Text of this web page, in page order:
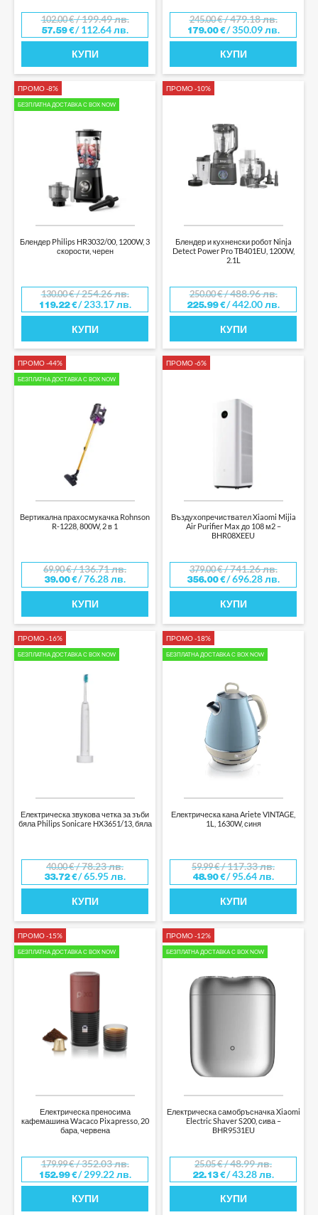
102.00€/ 199.49 лв.
57.59€/ 112.64 лв.
КУПИ
245.00€/ 479.18 лв.
179.00€/ 350.09 лв.
КУПИ
ПРОМО -8%
БЕЗПЛАТНА ДОСТАВКА С BOX NOW
Блендер Philips HR3032/00, 1200W, 3
скорости, черен
130.00€/ 254.26 лв.
119.22€/ 233.17 лв.
КУПИ
ПРОМО -10%
Блендер и кухненски робот Ninja
Detect Power Pro TB401EU, 1200W,
2.1L
250.00€/ 488.96 лв.
225.99€/ 442.00 лв.
КУПИ
ПРОМО -44%
БЕЗПЛАТНА ДОСТАВКА С BOX NOW
Вертикална прахосмукачка Rohnson
R-1228, 800W, 2 в 1
69.90€/ 136.71 лв.
39.00€/ 76.28 лв.
КУПИ
ПРОМО -6%
Въздухопречиствател Xiaomi Mijia
Air Purifier Max до 108 м2 –
BHR08XEEU
379.00€/ 741.26 лв.
356.00€/ 696.28 лв.
КУПИ
ПРОМО -16%
БЕЗПЛАТНА ДОСТАВКА С BOX NOW
Електрическа звукова четка за зъби
бяла Philips Sonicare HX3651/13, бяла
40.00€/ 78.23 лв.
33.72€/ 65.95 лв.
КУПИ
ПРОМО -18%
БЕЗПЛАТНА ДОСТАВКА С BOX NOW
Електрическа кана Ariete VINTAGE,
1L, 1630W, синя
59.99€/ 117.33 лв.
48.90€/ 95.64 лв.
КУПИ
ПРОМО -15%
БЕЗПЛАТНА ДОСТАВКА С BOX NOW
Електрическа преносима
кафемашина Wacaco Pixapresso, 20
бара, червена
179.99€/ 352.03 лв.
152.99€/ 299.22 лв.
КУПИ
ПРОМО -12%
БЕЗПЛАТНА ДОСТАВКА С BOX NOW
Електрическа самобръсначка Xiaomi
Electric Shaver S200, сива –
BHR9531EU
25.05€/ 48.99 лв.
22.13€/ 43.28 лв.
КУПИ